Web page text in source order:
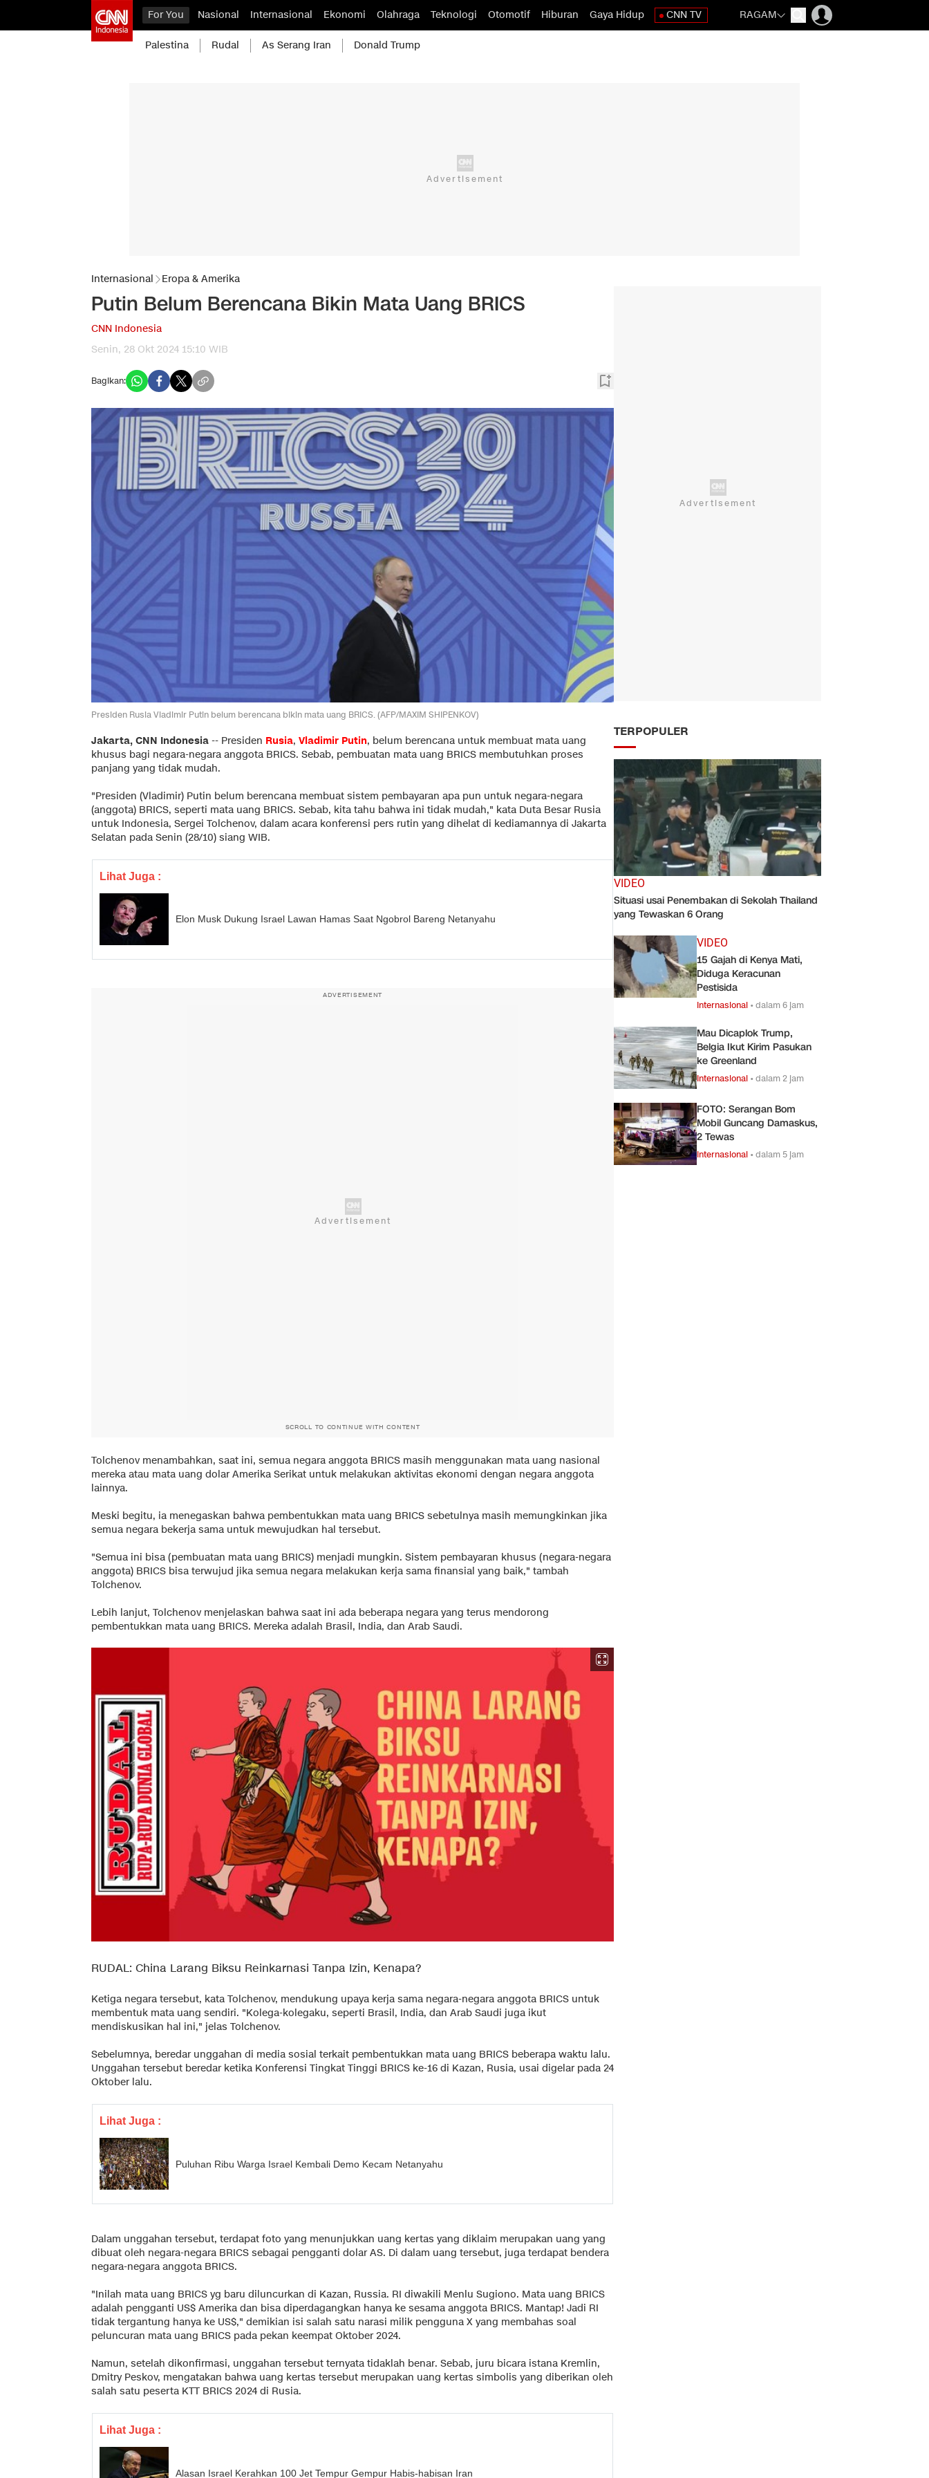
For You Nasional Internasional Ekonomi Olahraga Teknologi Otomotif Hiburan Gaya Hidup CNN TV RAGAM
Palestina Rudal As Serang Iran Donald Trump
Internasional Eropa & Amerika
Putin Belum Berencana Bikin Mata Uang BRICS
CNN Indonesia
Senin, 28 Okt 2024 15:10 WIB
Bagikan:
Presiden Rusia Vladimir Putin belum berencana bikin mata uang BRICS. (AFP/MAXIM SHIPENKOV)
Jakarta, CNN Indonesia -- Presiden Rusia, Vladimir Putin, belum berencana untuk membuat mata uang
khusus bagi negara-negara anggota BRICS. Sebab, pembuatan mata uang BRICS membutuhkan proses
panjang yang tidak mudah.
"Presiden (Vladimir) Putin belum berencana membuat sistem pembayaran apa pun untuk negara-negara
(anggota) BRICS, seperti mata uang BRICS. Sebab, kita tahu bahwa ini tidak mudah," kata Duta Besar Rusia
untuk Indonesia, Sergei Tolchenov, dalam acara konferensi pers rutin yang dihelat di kediamannya di Jakarta
Selatan pada Senin (28/10) siang WIB.
Lihat Juga :
Elon Musk Dukung Israel Lawan Hamas Saat Ngobrol Bareng Netanyahu
ADVERTISEMENT
SCROLL TO CONTINUE WITH CONTENT
Tolchenov menambahkan, saat ini, semua negara anggota BRICS masih menggunakan mata uang nasional
mereka atau mata uang dolar Amerika Serikat untuk melakukan aktivitas ekonomi dengan negara anggota
lainnya.
Meski begitu, ia menegaskan bahwa pembentukkan mata uang BRICS sebetulnya masih memungkinkan jika
semua negara bekerja sama untuk mewujudkan hal tersebut.
"Semua ini bisa (pembuatan mata uang BRICS) menjadi mungkin. Sistem pembayaran khusus (negara-negara
anggota) BRICS bisa terwujud jika semua negara melakukan kerja sama finansial yang baik," tambah
Tolchenov.
Lebih lanjut, Tolchenov menjelaskan bahwa saat ini ada beberapa negara yang terus mendorong
pembentukkan mata uang BRICS. Mereka adalah Brasil, India, dan Arab Saudi.
RUDAL: China Larang Biksu Reinkarnasi Tanpa Izin, Kenapa?
Ketiga negara tersebut, kata Tolchenov, mendukung upaya kerja sama negara-negara anggota BRICS untuk
membentuk mata uang sendiri. "Kolega-kolegaku, seperti Brasil, India, dan Arab Saudi juga ikut
mendiskusikan hal ini," jelas Tolchenov.
Sebelumnya, beredar unggahan di media sosial terkait pembentukkan mata uang BRICS beberapa waktu lalu.
Unggahan tersebut beredar ketika Konferensi Tingkat Tinggi BRICS ke-16 di Kazan, Rusia, usai digelar pada 24
Oktober lalu.
Lihat Juga :
Puluhan Ribu Warga Israel Kembali Demo Kecam Netanyahu
Dalam unggahan tersebut, terdapat foto yang menunjukkan uang kertas yang diklaim merupakan uang yang
dibuat oleh negara-negara BRICS sebagai pengganti dolar AS. Di dalam uang tersebut, juga terdapat bendera
negara-negara anggota BRICS.
"Inilah mata uang BRICS yg baru diluncurkan di Kazan, Russia. RI diwakili Menlu Sugiono. Mata uang BRICS
adalah pengganti US$ Amerika dan bisa diperdagangkan hanya ke sesama anggota BRICS. Mantap! Jadi RI
tidak tergantung hanya ke US$," demikian isi salah satu narasi milik pengguna X yang membahas soal
peluncuran mata uang BRICS pada pekan keempat Oktober 2024.
Namun, setelah dikonfirmasi, unggahan tersebut ternyata tidaklah benar. Sebab, juru bicara istana Kremlin,
Dmitry Peskov, mengatakan bahwa uang kertas tersebut merupakan uang kertas simbolis yang diberikan oleh
salah satu peserta KTT BRICS 2024 di Rusia.
Lihat Juga :
Alasan Israel Kerahkan 100 Jet Tempur Gempur Habis-habisan Iran
TERPOPULER
VIDEO
Situasi usai Penembakan di Sekolah Thailand
yang Tewaskan 6 Orang
VIDEO
15 Gajah di Kenya Mati,
Diduga Keracunan
Pestisida
Internasional •dalam 6 jam
Mau Dicaplok Trump,
Belgia Ikut Kirim Pasukan
ke Greenland
Internasional •dalam 2 jam
FOTO: Serangan Bom
Mobil Guncang Damaskus,
2 Tewas
Internasional •dalam 5 jam